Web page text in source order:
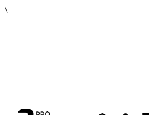
\